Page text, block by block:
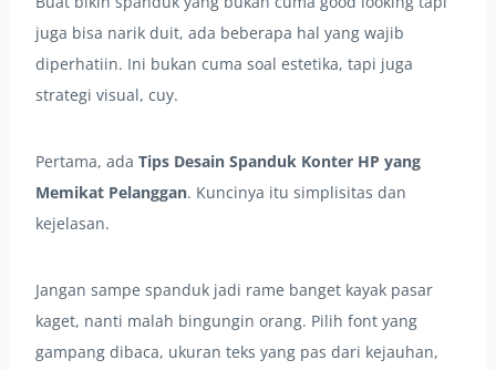
juga bisa narik duit, ada beberapa hal yang wajib
diperhatiin. Ini bukan cuma soal estetika, tapi juga
strategi visual, cuy.
Pertama, ada Tips Desain Spanduk Konter HP yang
Memikat Pelanggan. Kuncinya itu simplisitas dan
kejelasan.
Jangan sampe spanduk jadi rame banget kayak pasar
kaget, nanti malah bingungin orang. Pilih font yang
gampang dibaca, ukuran teks yang pas dari kejauhan,